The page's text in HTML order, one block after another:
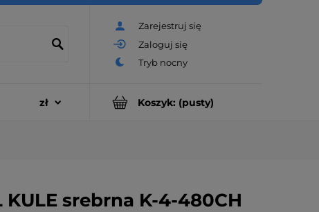
Zarejestruj się
Zaloguj się
Koszyk: (pusty)
KULE srebrna K-4-480CH